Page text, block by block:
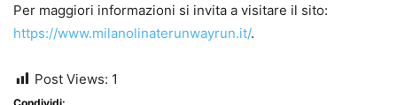
Per maggiori informazioni si invita a visitare il sito:
https://www.milanolinaterunwayrun.it/.
Post Views: 1